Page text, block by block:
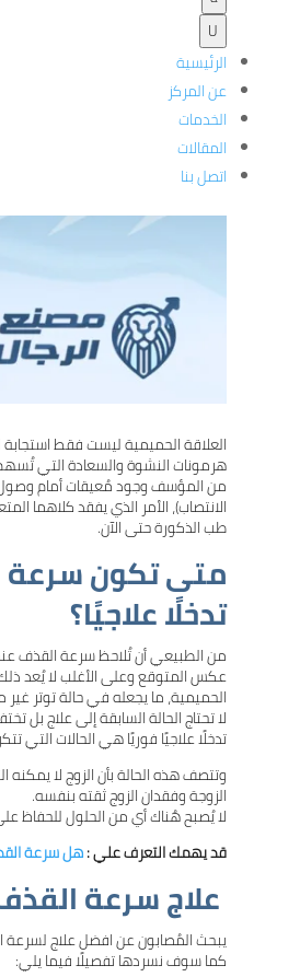
U
الرئيسية
عن المركز
الخدمات
المقالات
اتصل بنا
العلاقة الحميمية ليست فقط استجابة
هرمونات النشوة والسعادة التي
من المؤسف وجود مُعيقات أمام وصول
الانتصاب)، الأمر الذي يفقد كلاهما
طب الذكورة حتى الآن.
متى تكون سرعة
تدخلًا علاجيًا؟
من الطبيعي أن تُلاحظ سرعة القذف
عكس المتوقع وعلى الأغلب لا يُعد
الحميمية، ما يجعله في حالة توتر
لا تحتاج الحالة السابقة إلى علاج بل
تدخلًا علاجيًا فوريًا هي الحالات
وتتصف هذه الحالة بأن الزوج لا
الزوجة وفقدان الزوج ثقته بنفسه.
لا يُصبح هُناك أي من الحلول للحفاظ
قد يهمك التعرف علي :هل سرعة
علاج سرعة القذف
يبحث المُصابون عن افضل علاج لسرعة
كما سوف نسردها تفصيلًا فيما يلي: